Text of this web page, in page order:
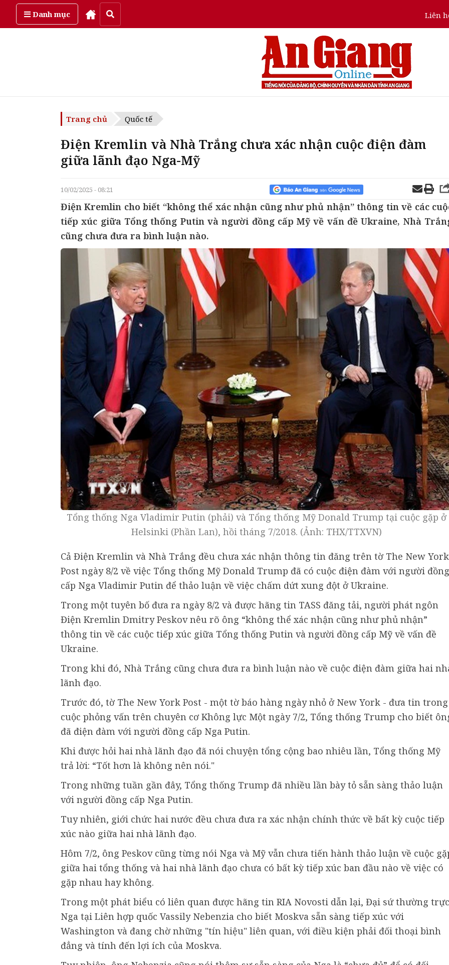
Danh mục Liên
Thứ bảy, ngày 8/08/2026
Trang chủ Quốc tế
Điện Kremlin và Nhà Trắng chưa xác nhận cuộc điện đàm
giữa lãnh đạo Nga-Mỹ
10/02/2025 - 08:21
Điện Kremlin cho biết “không thể xác nhận cũng như phủ nhận” thông tin về các
tiếp xúc giữa Tổng thống Putin và người đồng cấp Mỹ về vấn đề Ukraine, Nhà
cũng chưa đưa ra bình luận nào.
Tổng thống Nga Vladimir Putin (phải) và Tổng thống Mỹ Donald Trump tại cuộc gặp ở
Helsinki (Phần Lan), hồi tháng 7/2018. (Ảnh: THX/TTXVN)
Cả Điện Kremlin và Nhà Trắng đều chưa xác nhận thông tin đăng trên tờ The New York
Post ngày 8/2 về việc Tổng thống Mỹ Donald Trump đã có cuộc điện đàm với người đồng
cấp Nga Vladimir Putin để thảo luận về việc chấm dứt xung đột ở Ukraine.
Trong một tuyên bố đưa ra ngày 8/2 và được hãng tin TASS đăng tải, người phát ngôn
Điện Kremlin Dmitry Peskov nêu rõ ông “không thể xác nhận cũng như phủ nhận”
thông tin về các cuộc tiếp xúc giữa Tổng thống Putin và người đồng cấp Mỹ về vấn đề
Ukraine.
Trong khi đó, Nhà Trắng cũng chưa đưa ra bình luận nào về cuộc điện đàm giữa hai
lãnh đạo.
Trước đó, tờ The New York Post - một tờ báo hàng ngày nhỏ ở New York - đưa tin trong
cuộc phỏng vấn trên chuyên cơ Không lực Một ngày 7/2, Tổng thống Trump cho biết
đã điện đàm với người đồng cấp Nga Putin.
Khi được hỏi hai nhà lãnh đạo đã nói chuyện tổng cộng bao nhiêu lần, Tổng thống Mỹ
trả lời: “Tốt hơn là không nên nói."
Trong những tuần gần đây, Tổng thống Trump đã nhiều lần bày tỏ sẵn sàng thảo luận
với người đồng cấp Nga Putin.
Tuy nhiên, giới chức hai nước đều chưa đưa ra xác nhận chính thức về bất kỳ cuộc tiếp
xúc nào giữa hai nhà lãnh đạo.
Hôm 7/2, ông Peskov cũng từng nói Nga và Mỹ vẫn chưa tiến hành thảo luận về cuộc
giữa hai tổng thống và hai nhà lãnh đạo chưa có bất kỳ tiếp xúc ban đầu nào về việc có
gặp nhau hay không.
Trong một phát biểu có liên quan được hãng tin RIA Novosti dẫn lại, Đại sứ thường trực
Nga tại Liên hợp quốc Vassily Nebenzia cho biết Moskva sẵn sàng tiếp xúc với
Washington và đang chờ những "tín hiệu" liên quan, với điều kiện phải đối thoại bình
đẳng và tính đến lợi ích của Moskva.